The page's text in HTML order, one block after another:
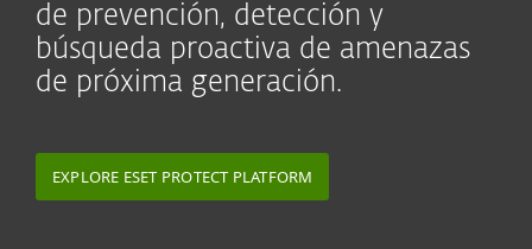
de prevención, detección y
búsqueda proactiva de amenazas
de próxima generación.
EXPLORE ESET PROTECT PLATFORM